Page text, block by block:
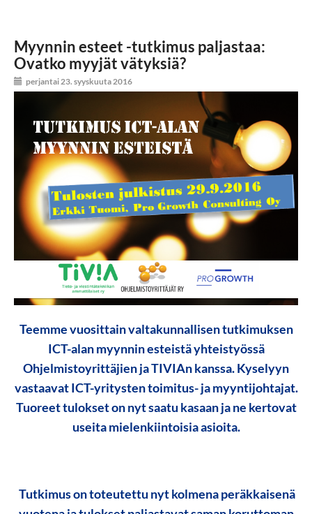
Myynnin esteet -tutkimus paljastaa:
Ovatko myyjät vätyksiä?
perjantai 23. syyskuuta 2016
Teemme vuosittain valtakunnallisen tutkimuksen
ICT-alan myynnin esteistä yhteistyössä
Ohjelmistoyrittäjien ja TIVIAn kanssa. Kyselyyn
vastaavat ICT-yritysten toimitus- ja myyntijohtajat.
Tuoreet tulokset on nyt saatu kasaan ja ne kertovat
useita mielenkiintoisia asioita.
Tutkimus on toteutettu nyt kolmena peräkkaisenä